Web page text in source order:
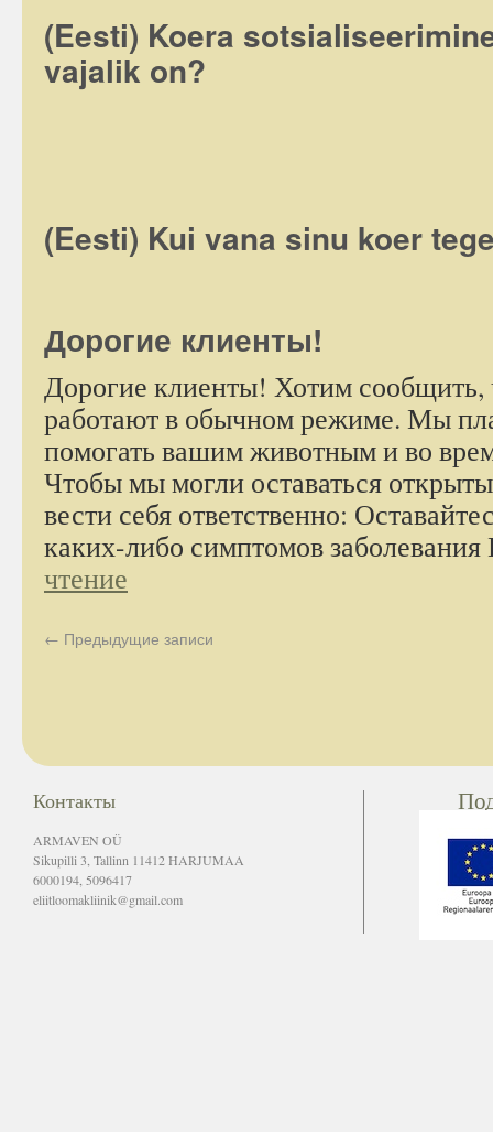
(Eesti) Koera
vajalik on?
(Eesti) Kui vana sinu koer
Дорогие клиенты!
Дорогие клиенты! Хотим
работают в обычном режиме. Мы
помогать вашим животным и во
Чтобы мы могли оставаться
вести себя ответственно:
каких-либо симптомов
чтение
← Предыдущие записи
Контакты
ARMAVEN OÜ
Sikupilli 3, Tallinn 11412 HARJUMAA
6000194, 5096417
eliitloomakliinik@gmail.com